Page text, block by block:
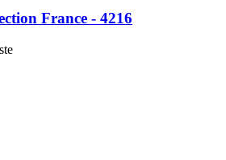
France - 4216